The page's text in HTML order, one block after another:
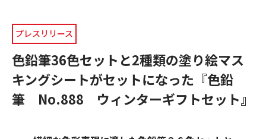
プレスリリース
色鉛筆36色セットと2種類の塗り絵マス
キングシートがセットになった『色鉛
筆 No.888 ウィンターギフトセット』